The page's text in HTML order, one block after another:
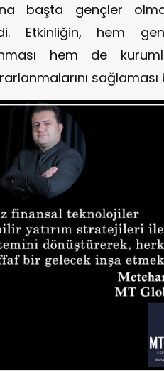
başta gençler
Etkinliğin, hem
hem de
sağlaması